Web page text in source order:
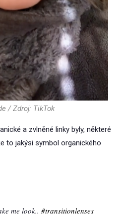
/ Zdroj: TikTok
a zvlněné linky byly, některé
to jakýsi symbol organického
me look.. #transitionlenses